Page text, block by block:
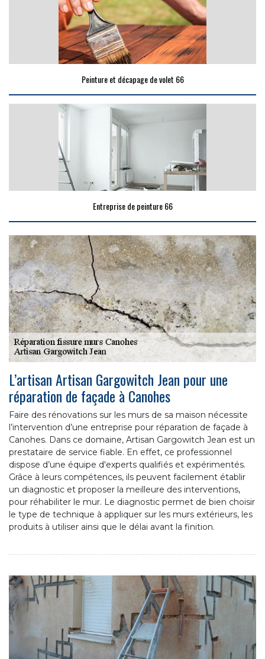
Peinture et décapage de volet 66
Entreprise de peinture 66
L’artisan Artisan Gargowitch Jean pour une
réparation de façade à Canohes
Faire des rénovations sur les murs de sa maison nécessite
l’intervention d’une entreprise pour réparation de façade à
Canohes. Dans ce domaine, Artisan Gargowitch Jean est un
prestataire de service fiable. En effet, ce professionnel
dispose d’une équipe d'experts qualifiés et expérimentés.
Grâce à leurs compétences, ils peuvent facilement établir
un diagnostic et proposer la meilleure des interventions,
pour réhabiliter le mur. Le diagnostic permet de bien choisir
le type de technique à appliquer sur les murs extérieurs, les
produits à utiliser ainsi que le délai avant la finition.